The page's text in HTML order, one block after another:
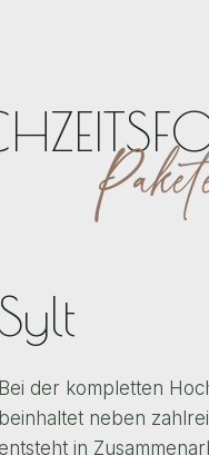
Sylt
Bei der kompletten
beinhaltet neben
entsteht in